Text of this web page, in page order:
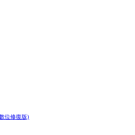
位修復版)